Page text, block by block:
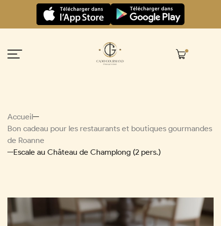
Accueil
Bon cadeau pour les restaurants et boutiques gourmandes
de Roanne
Escale au Château de Champlong (2 pers.)
Panneau de gestion des cookies